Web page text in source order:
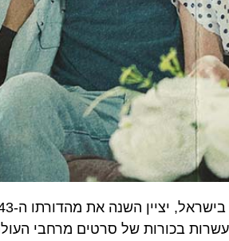
– אירוע הקולנוע
הכוללת עשרות בכורות של סרטים מרחבי